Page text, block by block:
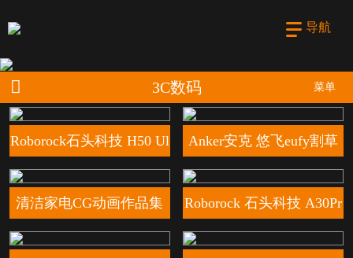
导航
3C数码 菜单
Roborock石头科技 H50 Ul
tra 吸尘器
清洁家电CG动画作品集
d冰箱卫士
Anker安克 悠飞eufy割草
机
Roborock 石头科技 A30Pr
oUltra 泡沫洗